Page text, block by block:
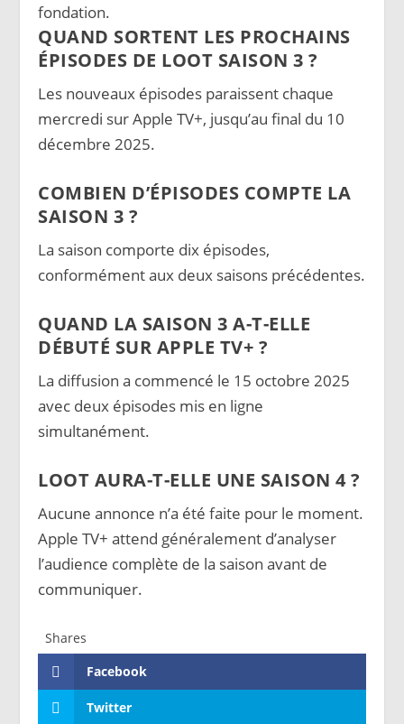
fondation.
QUAND SORTENT LES PROCHAINS
ÉPISODES DE LOOT SAISON 3 ?
Les nouveaux épisodes paraissent chaque
mercredi sur Apple TV+, jusqu’au final du 10
décembre 2025.
COMBIEN D’ÉPISODES COMPTE LA
SAISON 3 ?
La saison comporte dix épisodes,
conformément aux deux saisons précédentes.
QUAND LA SAISON 3 A-T-ELLE
DÉBUTÉ SUR APPLE TV+ ?
La diffusion a commencé le 15 octobre 2025
avec deux épisodes mis en ligne
simultanément.
LOOT AURA-T-ELLE UNE SAISON 4 ?
Aucune annonce n’a été faite pour le moment.
Apple TV+ attend généralement d’analyser
l’audience complète de la saison avant de
communiquer.
Shares
Facebook
Twitter